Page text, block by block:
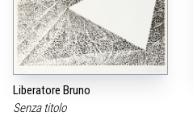
Liberatore Bruno
Senza titolo